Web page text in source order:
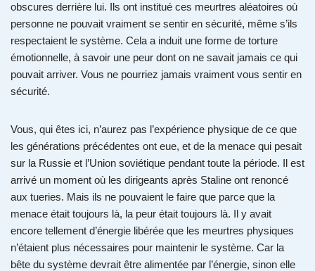
obscures derrière lui. Ils ont institué ces meurtres aléatoires où
personne ne pouvait vraiment se sentir en sécurité, même s’ils
respectaient le système. Cela a induit une forme de torture
émotionnelle, à savoir une peur dont on ne savait jamais ce qui
pouvait arriver. Vous ne pourriez jamais vraiment vous sentir en
sécurité.
Vous, qui êtes ici, n’aurez pas l’expérience physique de ce que
les générations précédentes ont eue, et de la menace qui pesait
sur la Russie et l’Union soviétique pendant toute la période. Il est
arrivé un moment où les dirigeants après Staline ont renoncé
aux tueries. Mais ils ne pouvaient le faire que parce que la
menace était toujours là, la peur était toujours là. Il y avait
encore tellement d’énergie libérée que les meurtres physiques
n’étaient plus nécessaires pour maintenir le système. Car la
bête du système devrait être alimentée par l’énergie, sinon elle